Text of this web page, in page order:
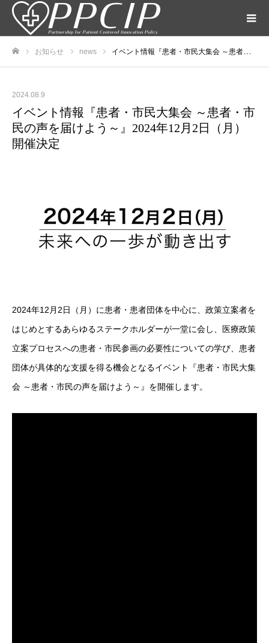
お知らせ news イベント情報『患者・市民大集会 ～患者・市民の声を届けよう～』2024年12月2日（月）開催決定
2024.08.9
イベント情報『患者・市民大集会 ～患者・市
民の声を届けよう～』2024年12月2日（月）
開催決定
2024年12月2日（月）に患者・患者団体を中心に、政策立案者を
はじめとするあらゆるステークホルダーが一堂に会し、医療政策
立案プロセスへの患者・市民参画の必要性についての学び、患者
団体が具体的な支援を得る機会となるイベント『患者・市民大集
会 ～患者・市民の声を届けよう～』を開催します。